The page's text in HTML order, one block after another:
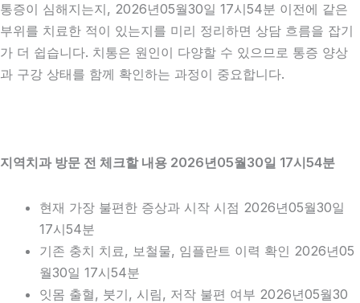
통증이 심해지는지, 2026년05월30일 17시54분 이전에 같은
부위를 치료한 적이 있는지를 미리 정리하면 상담 흐름을 잡기
가 더 쉽습니다. 치통은 원인이 다양할 수 있으므로 통증 양상
과 구강 상태를 함께 확인하는 과정이 중요합니다.
지역치과 방문 전 체크할 내용 2026년05월30일 17시54분
현재 가장 불편한 증상과 시작 시점 2026년05월30일
17시54분
기존 충치 치료, 보철물, 임플란트 이력 확인 2026년05
월30일 17시54분
잇몸 출혈, 붓기, 시림, 저작 불편 여부 2026년05월30